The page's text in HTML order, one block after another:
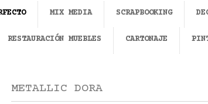
MIX MEDIA SCRAPBOOKING
RESTAURACIÓN MUEBLES CARTONAJE
METALLIC DORA